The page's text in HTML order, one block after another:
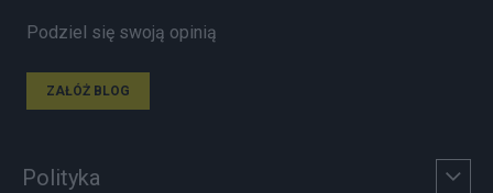
Podziel się swoją opinią
ZAŁÓŻ BLOG
Polityka